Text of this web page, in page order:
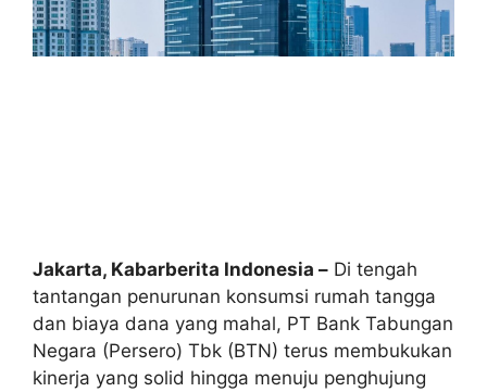
Jakarta, Kabarberita Indonesia – Di tengah
tantangan penurunan konsumsi rumah tangga
dan biaya dana yang mahal, PT Bank Tabungan
Negara (Persero) Tbk (BTN) terus membukukan
kinerja yang solid hingga menuju penghujung